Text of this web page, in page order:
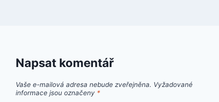
Napsat komentář
Vaše e-mailová adresa nebude zveřejněna. Vyžadované
informace jsou označeny *